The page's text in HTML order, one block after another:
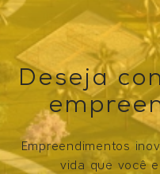
Deseja
Empreendimentos
vida que você